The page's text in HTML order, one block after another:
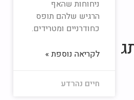
ניחוחות שהאף
הרגיש שלהם תופס
כחודרניים ומטרידים.
לקריאה נוספת »
חיים נהרדע